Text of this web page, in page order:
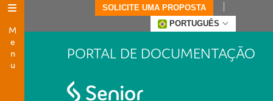
Menu
SOLICITE UMA PROPOSTA
PORTUGUÊS
PORTAL DE DOCUMENTAÇÃO